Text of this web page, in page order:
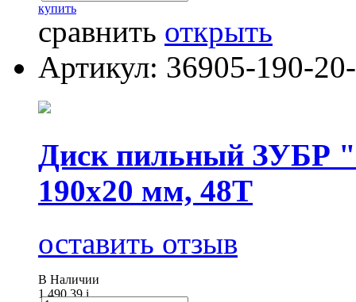
купить
сравнить открыть
Артикул: 36905-190-
Диск пильный ЗУБР
190х20 мм, 48Т
оставить отзыв
В Наличии
1 490.39i